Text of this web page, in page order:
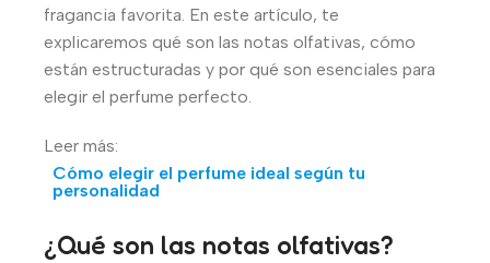
fragancia favorita. En este artículo, te
explicaremos qué son las notas olfativas, cómo
están estructuradas y por qué son esenciales para
elegir el perfume perfecto.
Leer más:
Cómo elegir el perfume ideal según tu
personalidad
¿Qué son las notas olfativas?